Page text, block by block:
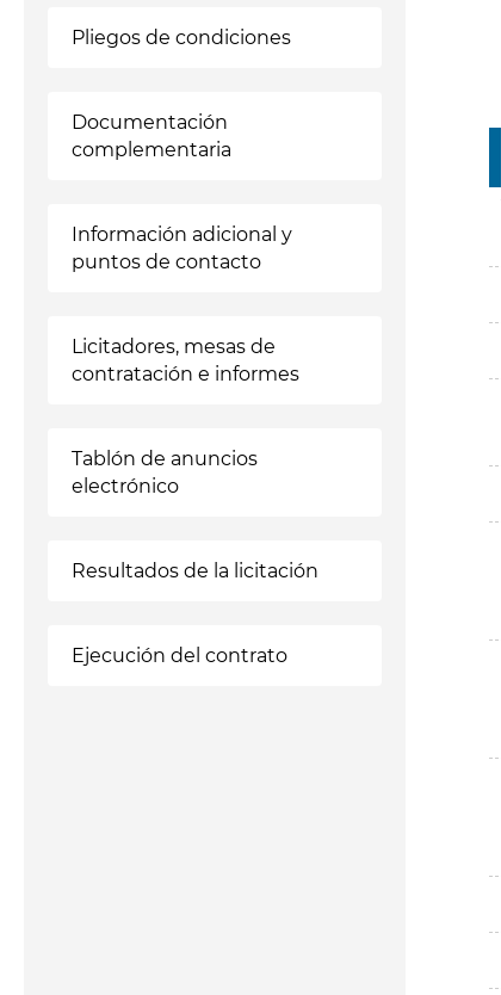
Pliegos de condiciones
Documentación
complementaria
Información adicional y
puntos de contacto
Licitadores, mesas de
contratación e informes
Tablón de anuncios
electrónico
Resultados de la licitación
Ejecución del contrato